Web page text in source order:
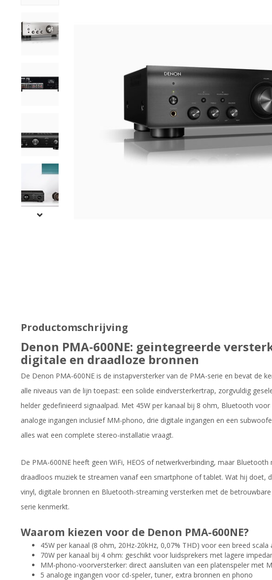
Productomschrijving
Denon PMA-600NE: geintegreerde
digitale en draadloze bronnen
De Denon PMA-600NE is de instapversterker van de PMA-serie en bevat de
alle niveaus van de lijn toepast: een solide eindversterkertrap, zorgvuldig
helder gedefinieerd signaalpad. Met 45W per kanaal bij 8 ohm, Bluetooth
analoge ingangen inclusief MM-phono, drie digitale ingangen en een
alles wat een complete stereo-installatie vraagt.
De PMA-600NE heeft geen WiFi, HEOS of netwerkverbinding, maar
draadloos muziek te streamen vanaf een smartphone of tablet. Wat hij doet,
vinyl, digitale bronnen en Bluetooth-streaming versterken met de
serie kenmerkt.
Waarom kiezen voor de Denon PMA-600NE?
45W per kanaal (8 ohm, 20Hz-20kHz, 0,07% THD) voor een breed scala
70W per kanaal bij 4 ohm: geschikt voor luidsprekers met lagere
MM-phono-voorversterker: direct aansluiten van een platenspeler met
5 analoge ingangen voor cd-speler, tuner, extra bronnen en phono